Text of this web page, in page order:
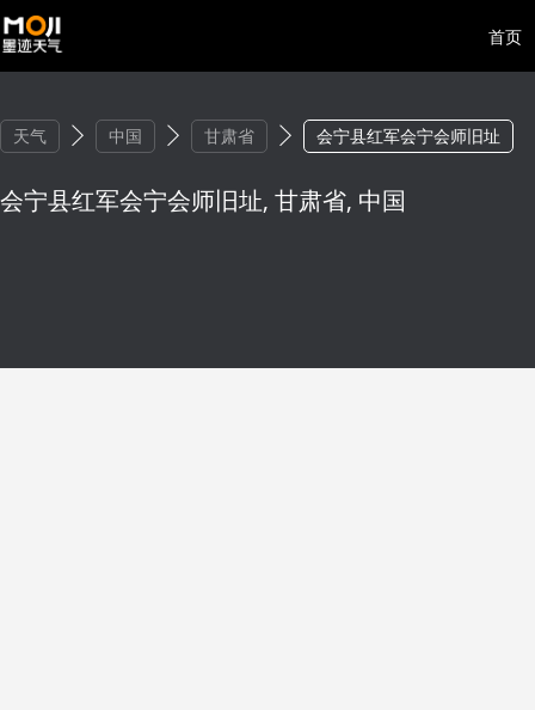
首页
天气 中国 甘肃省 会宁县红军会宁会师旧址
会宁县红军会宁会师旧址, 甘肃省, 中国